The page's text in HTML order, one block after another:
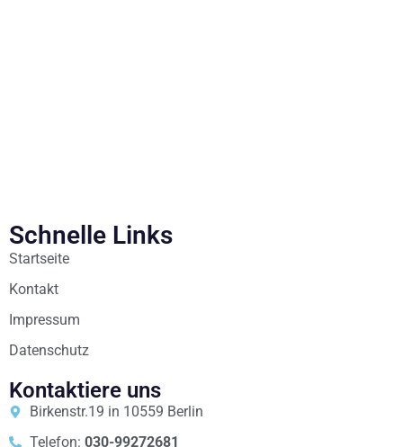
Schnelle Links
Startseite
Kontakt
Impressum
Datenschutz
Kontaktiere uns
Birkenstr.19 in 10559 Berlin
Telefon: 030-99272681